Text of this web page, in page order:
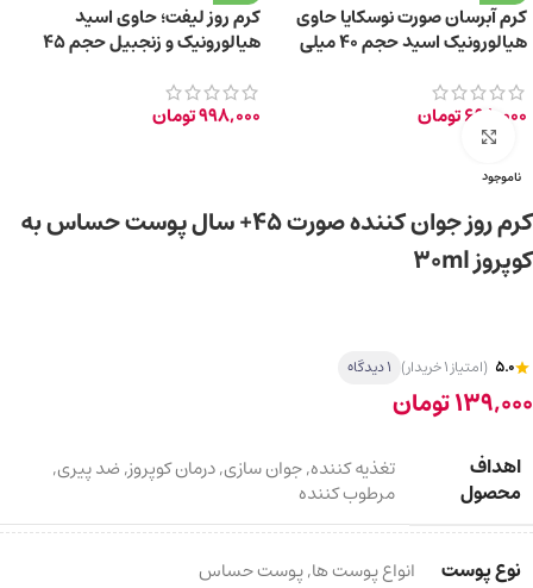
کرم آبرسان صورت نوسکایا حاوی
هیالورونیک اسید حجم 40 میلی
698,000تومان
کرم روز لیفت؛ حاوی اسید
هیالورونیک و زنجبیل حجم 45
998,000تومان
ناموجود
برای بزرگ‌نمایی کلیک کنید
کرم روز جوان کننده صورت 45+ سال پوست حساس به
کوپروز 30ml
5.0 (امتیاز 1 خریدار) 1 دیدگاه
139,000تومان
اهداف
محصول
تغذیه کننده,جوان سازی,درمان کوپروز,ضد پیری,
مرطوب کننده
نوع پوست انواع پوست ها,پوست حساس